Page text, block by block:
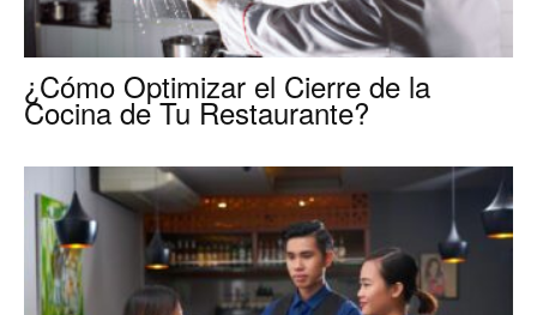
¿Cómo Optimizar el Cierre de la
Cocina de Tu Restaurante?